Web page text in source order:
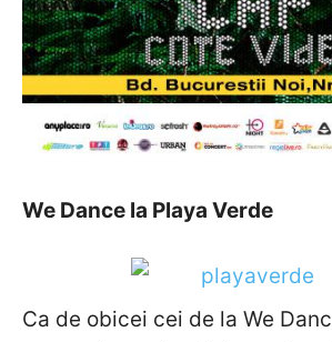
We Dance la Playa Verde
Ca de obicei cei de la We